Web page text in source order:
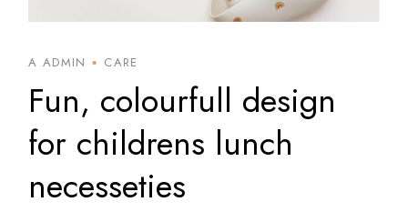
A ADMIN CARE
Fun, colourfull design
for childrens lunch
necesseties